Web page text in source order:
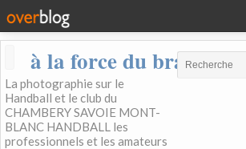
à la force du bras
La photographie sur le
Handball et le club du
CHAMBERY SAVOIE MONT-
BLANC HANDBALL les
professionnels et les amateurs